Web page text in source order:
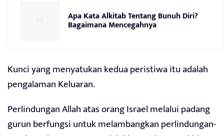
Apa Kata Alkitab Tentang Bunuh Diri?
Bagaimana Mencegahnya
Kunci yang menyatukan kedua peristiwa itu adalah
pengalaman Keluaran.
Perlindungan Allah atas orang Israel melalui padang
gurun berfungsi untuk melambangkan perlindungan-